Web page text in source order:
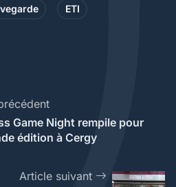
ETI
Game Night rempile pour
édition à Cergy
Article suivant